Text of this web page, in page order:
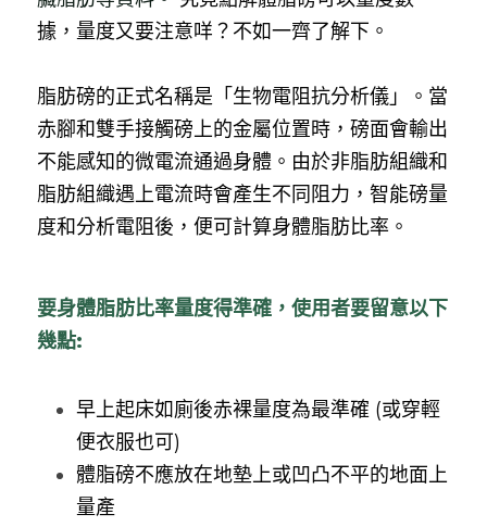
臨床心理服務
健體課程
據，量度又要注意咩？不如一齊了解下。
脂肪磅的正式名稱是「生物電阻抗分析儀」。當
赤腳和雙手接觸磅上的金屬位置時，磅面會輸出
不能感知的微電流通過身體。由於非脂肪組織和
脂肪組織遇上電流時會產生不同阻力，智能磅量
度和分析電阻後，便可計算身體脂肪比率。
要身體脂肪比率量度得準確，使用者要留意以下
幾點:
早上起床如廁後赤裸量度為最準確 (或穿輕
便衣服也可)
體脂磅不應放在地墊上或凹凸不平的地面上
量產